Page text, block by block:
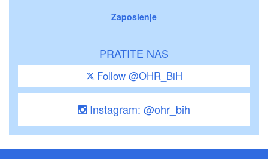
Zaposlenje
PRATITE NAS
Follow @OHR_BiH
Instagram: @ohr_bih